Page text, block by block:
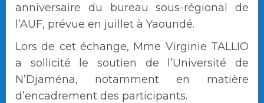
anniversaire du bureau sous-régional de
l’AUF, prévue en juillet à Yaoundé.
Lors de cet échange, Mme Virginie TALLIO
a sollicité le soutien de l’Université de
N’Djaména, notamment en matière
d’encadrement des participants.